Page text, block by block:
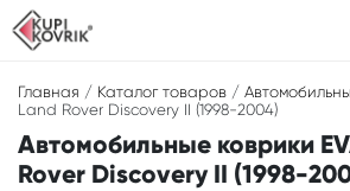
Главная / Каталог товаров /
Land Rover Discovery II (1998-2004)
Автомобильные коврики
Rover Discovery II (1998-